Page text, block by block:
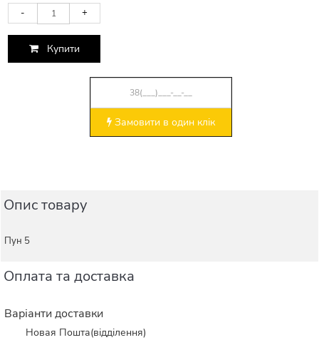
- +
Купити
Замовити в один клік
Опис товару
Пун 5
Оплата та доставка
Варіанти доставки
Новая Пошта(відділення)